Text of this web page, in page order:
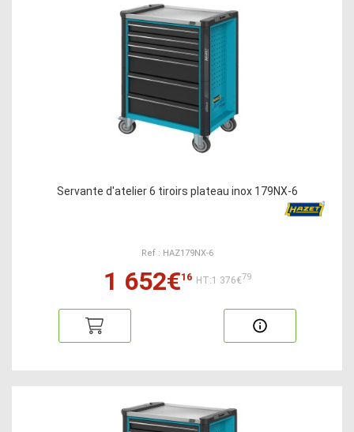
Servante d'atelier 6 tiroirs plateau inox 179NX-6
Ref : HAZ179NX-6
1 652€16 HT:1 376€79